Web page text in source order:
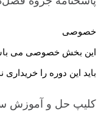
خصوصی
این بخش خصوصی می
باید این دوره را خریداری
کلیپ حل و آموزش